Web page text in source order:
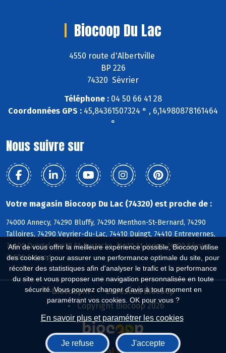
Afin de vous offrir la meilleure expérience possible, Biocoop utilise
des cookies : pour assurer une performance optimale du site, pour
récolter des statistiques afin d'analyser le trafic et la performance
du site et vous proposer une navigation personnalisée en toute
sécurité. Vous pouvez changer d'avis à tout moment en
paramétrant vos cookies. OK pour vous ?
En savoir plus et paramétrer les cookies
Je refuse J'accepte
Biocoop Du Lac
4550 route d'Albertville
BP 226
74320 Sévrier
Téléphone : 04 50 66 41 28
Coordonnées GPS : 45,84361507324 ° , 6,14980878161464
°
Nous suivre sur
Votre magasin Biocoop Du Lac (74320) est proche de :
74000 Annecy, 74290 Bluffy, 74290 Menthon-St-Bernard, 74290
Talloires, 74290 Veyrier-du-Lac, 74410 Duingt, 74410 Entrevernes,
74600 Quintal, 74410 St-Eustache, 74410 St-Jorioz, 74320 Sévrier,
74600 Seynod
Biocoop.fr
Le réseau Biocoop
Copyright Biocoop 2026